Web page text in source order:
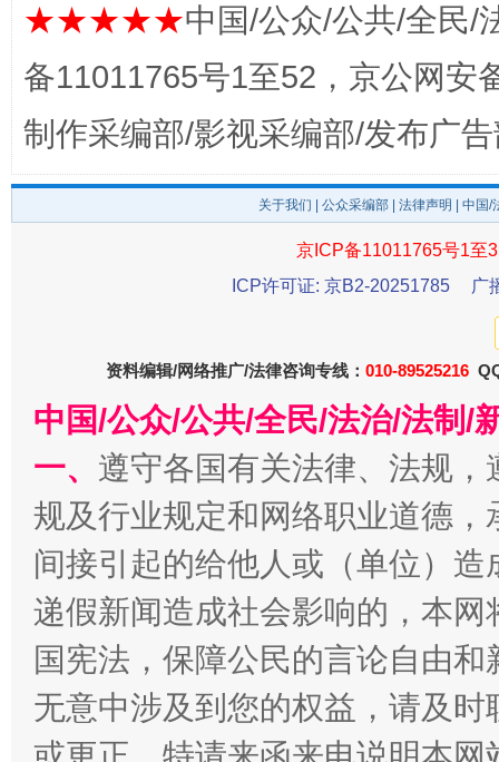
从幼
★★★★★中国/公众/公共/全民/
备11011765号1至52，京公网安
制作采编部/影视采编部/发布广
关于我们 公众采编部 法律声明 | 中国
京ICP备11011765号1至
ICP许可证: 京B2-20251785
广
资料编辑/网络推广/法律咨询专线： 010-89525216
中国/公众/公共/全民/法治/法制/
一、 遵守各国有关法律、法规
规及行业规定和网络职业道德
间接引起的给他人或（单位）
递假新闻造成社会影响的，本
国宪法，保障公民的言论自由
无意中涉及到您的权益，请及